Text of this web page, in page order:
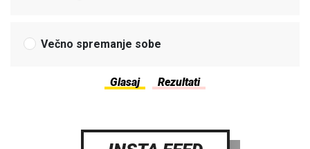
Večno spremanje sobe